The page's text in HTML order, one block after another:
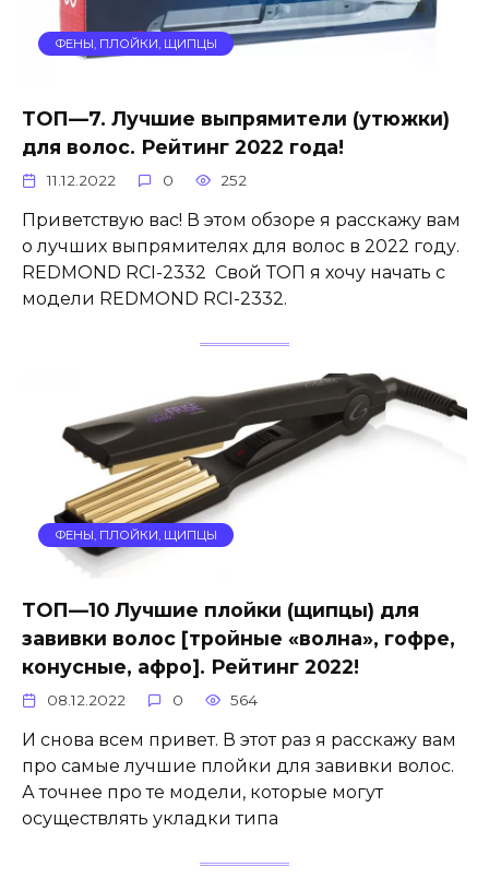
ФЕНЫ, ПЛОЙКИ, ЩИПЦЫ
ТОП—7. Лучшие выпрямители (утюжки)
для волос. Рейтинг 2022 года!
11.12.2022 0 252
Приветствую вас! В этом обзоре я расскажу вам
о лучших выпрямителях для волос в 2022 году.
REDMOND RCI-2332 Свой ТОП я хочу начать с
модели REDMOND RCI-2332.
ФЕНЫ, ПЛОЙКИ, ЩИПЦЫ
ТОП—10 Лучшие плойки (щипцы) для
завивки волос [тройные «волна», гофре,
конусные, афро]. Рейтинг 2022!
08.12.2022 0 564
И снова всем привет. В этот раз я расскажу вам
про самые лучшие плойки для завивки волос.
А точнее про те модели, которые могут
осуществлять укладки типа